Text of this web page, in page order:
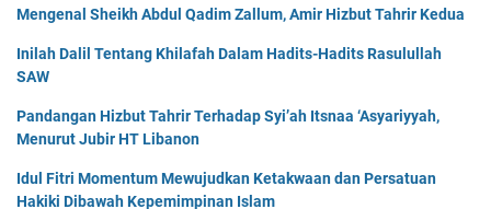
Mengenal Sheikh Abdul Qadim Zallum, Amir Hizbut Tahrir Kedua
Inilah Dalil Tentang Khilafah Dalam Hadits-Hadits Rasulullah
SAW
Pandangan Hizbut Tahrir Terhadap Syi’ah Itsnaa ‘Asyariyyah,
Menurut Jubir HT Libanon
Idul Fitri Momentum Mewujudkan Ketakwaan dan Persatuan
Hakiki Dibawah Kepemimpinan Islam